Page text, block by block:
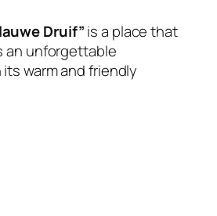
Druif”is a place that
an unforgettable
warm and friendly